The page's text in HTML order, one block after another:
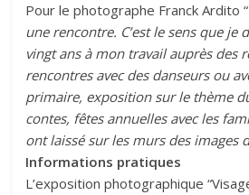
Pour le photographe Franck Ardito “
une rencontre. C’est le sens que
vingt ans à mon travail auprès des
rencontres avec des danseurs ou
primaire, exposition sur le thème
contes, fêtes annuelles avec les
ont laissé sur les murs des images
Informations pratiques
L’exposition photographique